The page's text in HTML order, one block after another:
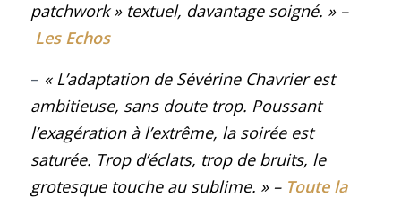
patchwork » textuel, davantage soigné. » –
Les Echos
– « L’adaptation de Sévérine Chavrier est
ambitieuse, sans doute trop. Poussant
l’exagération à l’extrême, la soirée est
saturée. Trop d’éclats, trop de bruits, le
grotesque touche au sublime. » – Toute la